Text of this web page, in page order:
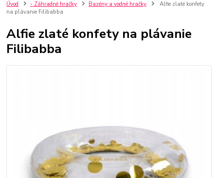
Úvod - Záhradné hračky Bazény a vodné hračky
Alfie zlaté konfety
na plávanie Filibabba
Alfie zlaté konfety na plávanie
Filibabba